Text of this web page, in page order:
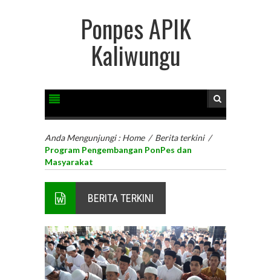
Ponpes APIK
Kaliwungu
Anda Mengunjungi : Home / Berita terkini /
Program Pengembangan PonPes dan
Masyarakat
BERITA TERKINI